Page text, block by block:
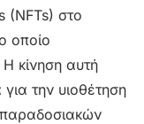
(NFTs) στο
οποίο
κίνηση αυτή
για την υιοθέτηση